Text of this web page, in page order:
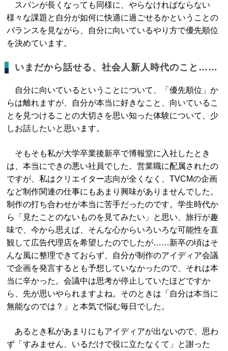
スパンが長くなっても同様に、やらなければならない
様々な課題と自分が如何に快適に過ごせるかということの
バランスを見ながら、自分に向いているやり方で優先順位
を決めています。
いまだから話せる、社会人新人時代のこと……
自分に向いているということについて、「優先順位」か
らは離れますが、自分が本当に好きなこと、向いているこ
とを見つけることの大切さを思い知った体験について、少
しお話したいと思います。
そもそも私が大学卒業後新卒で博報堂に入社したとき
は、本当にできの悪い社員でした。営業職に配属されたの
ですが、私はクリエイター志向が全くなく、TVCMの企画
など制作関連の仕事にもあまり興味がありませんでした。
制作の打ち合わせが本当に苦手だったのです。学生時代か
ら「見たことのないものを見てみたい」と思い、旅行が趣
味で、今から思えば、そんな心からいろいろな可能性を直
観して広告代理店を希望したのでしたが……新卒の頃はそ
んな風に整理できておらず、自分が制作のアイディア会議
で企画を発言するとも予想していなかったので、それは本
当に辛かった。会議中は思考が停止していたほどですか
ら、先が思いやられますよね。そのときは「自分は本当に
無能なのでは？」と本気で悩む毎日でした。
あるとき私があまりにもアイディアが出ないので、思わ
ず「すみません、いるだけで役に立たなくて」と謝った